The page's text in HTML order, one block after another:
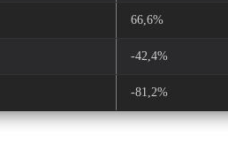
66,6%
-42,4%
-81,2%